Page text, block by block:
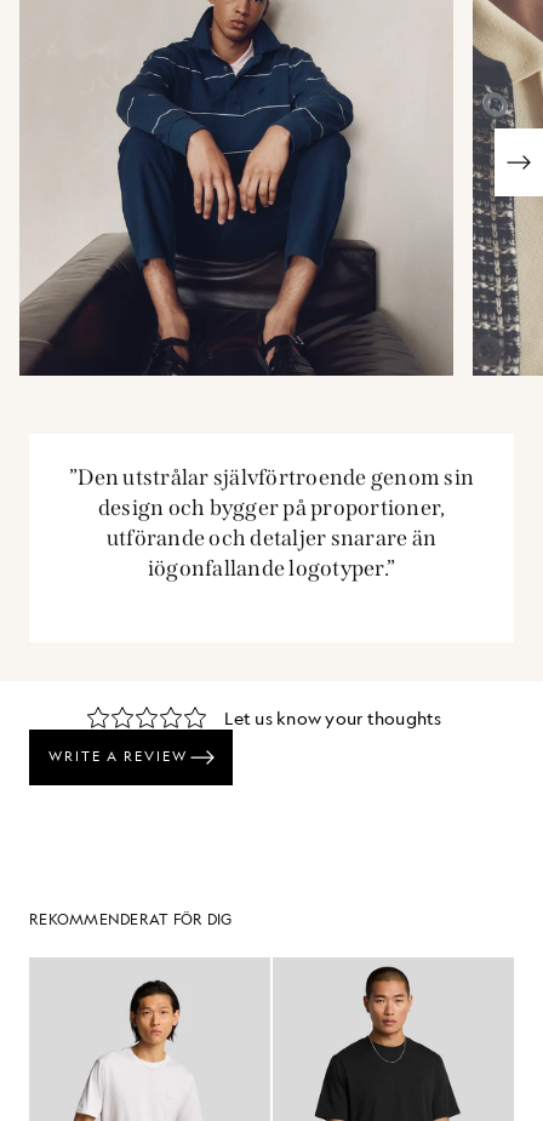
”Den utstrålar självförtroende genom sin
design och bygger på proportioner,
utförande och detaljer snarare än
iögonfallande logotyper.”
REKOMMENDERAT FÖR DIG